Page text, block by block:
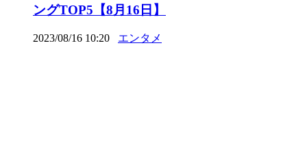
ングTOP5【8月16日】
2023/08/16 10:20 エンタメ